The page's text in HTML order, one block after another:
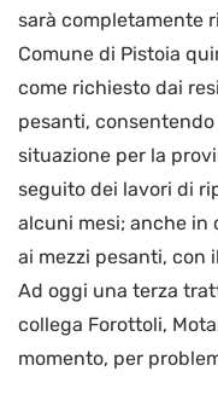
sarà completamente
Comune di Pistoia
come richiesto dai
pesanti,
situazione per la
seguito dei lavori di
alcuni mesi; anche in
ai mezzi pesanti, con
Ad oggi una terza
collega Forottoli,
momento, per